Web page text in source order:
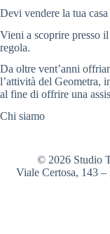
Devi vendere la tua casa
Vieni a scoprire presso
regola.
Da oltre vent’anni
l’attività del Geometra,
al fine di offrire una
Chi siamo
© 2026 Studio
Viale Certosa, 143